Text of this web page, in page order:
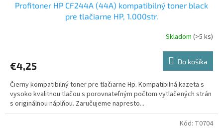
Profitoner HP CF244A (44A) kompatibilný toner black
pre tlačiarne HP, 1.000str.
Skladom (>5 ks)
€4,25 Do košíka
Čierny kompatibilný toner pre tlačiarne Hp. Kompatibilná kazeta s
vysoko kvalitnou tlačou s porovnateľným počtom vytlačených strán
s originálnou náplňou. Zaručujeme napresto...
Kód: T0704